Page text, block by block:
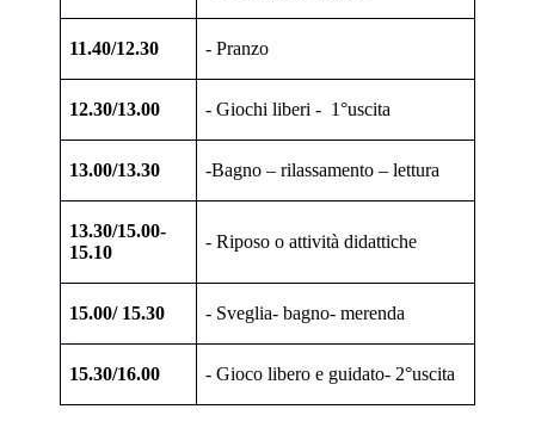
11.40/12.30 - Pranzo
12.30/13.00 - Giochi liberi - 1°uscita
13.00/13.30 -Bagno – rilassamento – lettura
13.30/15.00-
15.10
- Riposo o attività didattiche
15.00/ 15.30 - Sveglia- bagno- merenda
15.30/16.00 - Gioco libero e guidato- 2°uscita